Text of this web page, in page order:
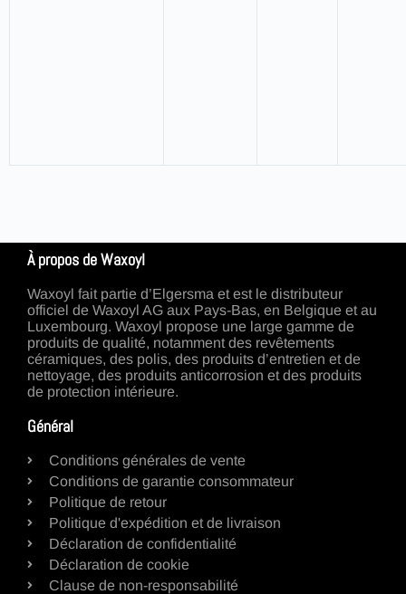
À propos de Waxoyl
Waxoyl fait partie d’Elgersma et est le distributeur
officiel de Waxoyl AG aux Pays-Bas, en Belgique et au
Luxembourg. Waxoyl propose une large gamme de
produits de qualité, notamment des revêtements
céramiques, des polis, des produits d’entretien et de
nettoyage, des produits anticorrosion et des produits
de protection intérieure.
Général
Conditions générales de vente
Conditions de garantie consommateur
Politique de retour
Politique d'expédition et de livraison
Déclaration de confidentialité
Déclaration de cookie
Clause de non-responsabilité